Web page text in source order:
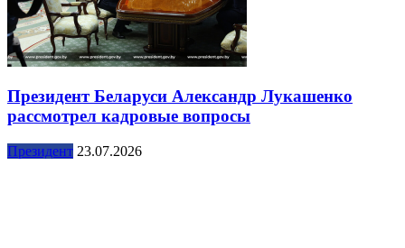
Президент Беларуси Александр Лукашенко
рассмотрел кадровые вопросы
Президент 23.07.2026